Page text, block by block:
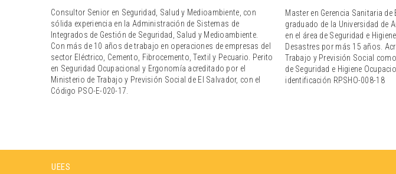
Consultor Senior en Seguridad, Salud y Medioambiente, con
sólida experiencia en la Administración de Sistemas de
Integrados de Gestión de Seguridad, Salud y Medioambiente.
Con más de 10 años de trabajo en operaciones de empresas del
sector Eléctrico, Cemento, Fibrocemento, Textil y Pecuario. Perito
en Seguridad Ocupacional y Ergonomía acreditado por el
Ministerio de Trabajo y Previsión Social de El Salvador, con el
Código PSO-E-020-17.
Master en Gerencia Sanitaria
graduado de la Universidad de
en el área de Seguridad e
Desastres por más 15 años.
Trabajo y Previsión Social
de Seguridad e Higiene
identificación RPSHO-008-18
UEES